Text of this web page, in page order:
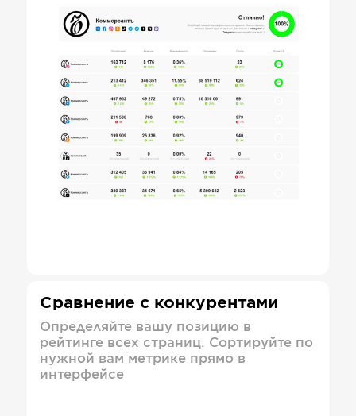
Сравнение с конкурентами
Определяйте вашу позицию в
рейтинге всех страниц. Сортируйте по
нужной вам метрике прямо в
интерфейсе